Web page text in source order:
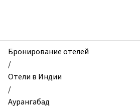
Hotel
Yashraj
Palace,
Аурангабад,
Индия
Бронирование отелей
/
Отели в Индии
/
Аурангабад